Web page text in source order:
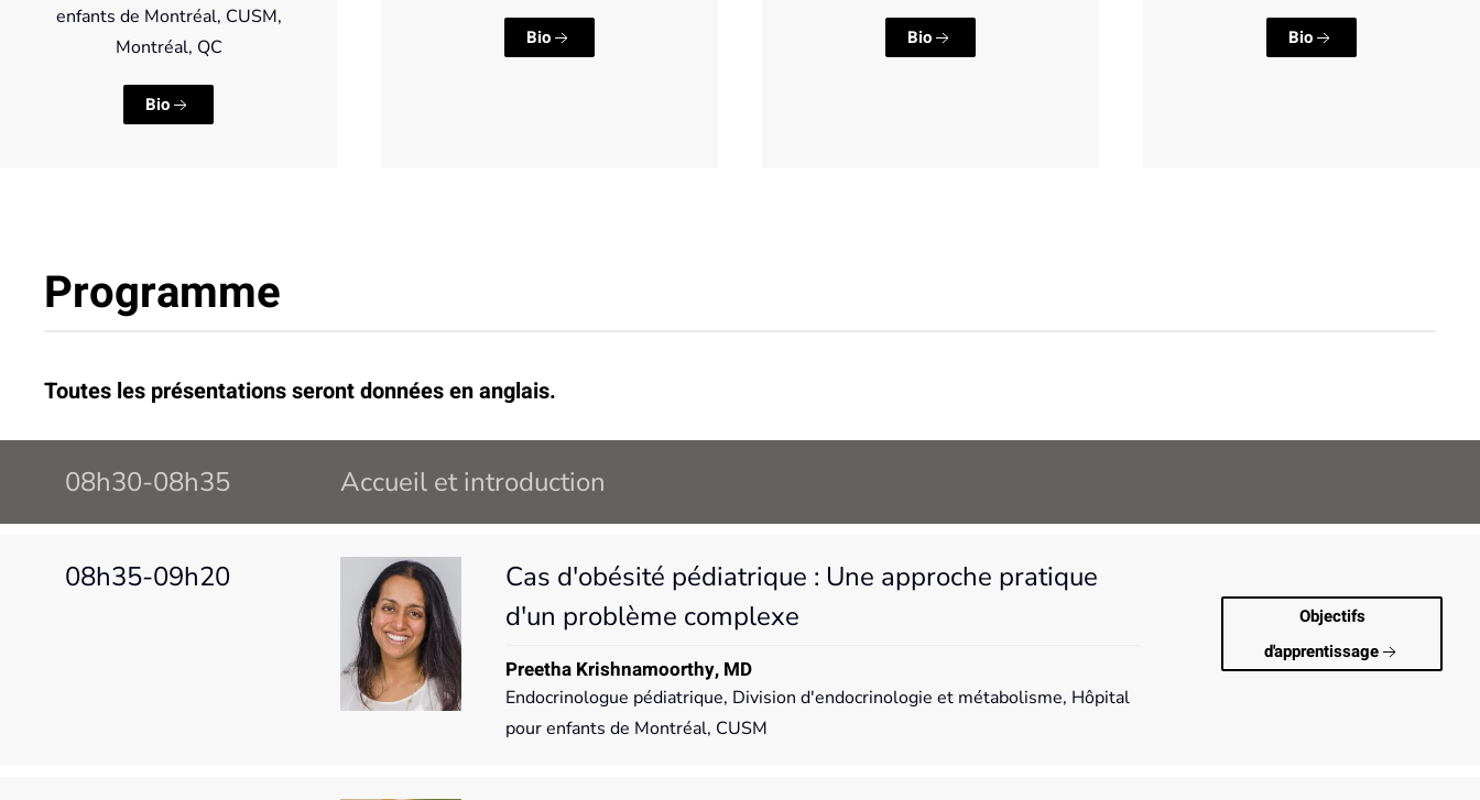
enfants de Montréal, CUSM,
Montréal, QC
Bio
Bio Bio Bio
Programme
Toutes les présentations seront données en anglais.
08h30-08h35 Accueil et introduction
08h35-09h20
Cas d'obésité pédiatrique : Une approche pratique
d'un problème complexe
Preetha Krishnamoorthy, MD
Endocrinologue pédiatrique, Division d'endocrinologie et métabolisme, Hôpital
pour enfants de Montréal, CUSM
Objectifs
d'apprentissage